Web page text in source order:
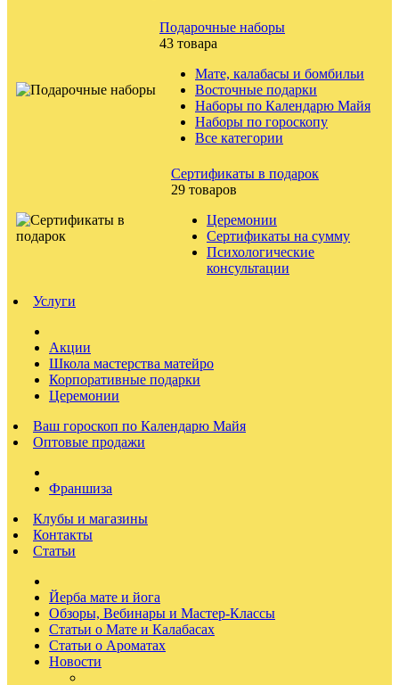
Подарочные наборы
43 товара
Мате, калабасы и бомбильи
Восточные подарки
Наборы по Календарю Майя
Наборы по гороскопу
Все категории
Сертификаты в подарок
29 товаров
Церемонии
Сертификаты на сумму
Психологические
консультации
Услуги
Акции
Школа мастерства матейро
Корпоративные подарки
Церемонии
Ваш гороскоп по Календарю Майя
Оптовые продажи
Франшиза
Клубы и магазины
Контакты
Статьи
Йерба мате и йога
Обзоры, Вебинары и Мастер-Классы
Статьи о Мате и Калабасах
Статьи о Ароматах
Новости